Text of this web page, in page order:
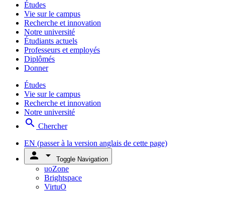
Études
Vie sur le campus
Recherche et innovation
Notre université
Étudiants actuels
Professeurs et employés
Diplômés
Donner
Études
Vie sur le campus
Recherche et innovation
Notre université
search Chercher
EN (passer à la version anglais de cette page)
person arrow_drop_down Toggle Navigation
uoZone
Brightspace
VirtuO